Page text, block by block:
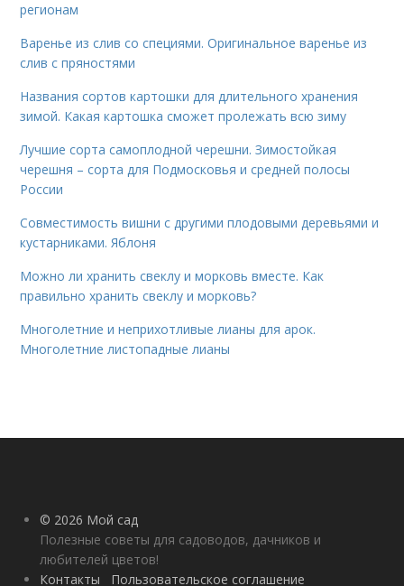
регионам
Варенье из слив со специями. Оригинальное варенье из
слив с пряностями
Названия сортов картошки для длительного хранения
зимой. Какая картошка сможет пролежать всю зиму
Лучшие сорта самоплодной черешни. Зимостойкая
черешня – сорта для Подмосковья и средней полосы
России
Совместимость вишни с другими плодовыми деревьями и
кустарниками. Яблоня
Можно ли хранить свеклу и морковь вместе. Как
правильно хранить свеклу и морковь?
Многолетние и неприхотливые лианы для арок.
Многолетние листопадные лианы
© 2026 Мой сад
Полезные советы для садоводов, дачников и
любителей цветов!
Контакты
Пользовательское соглашение